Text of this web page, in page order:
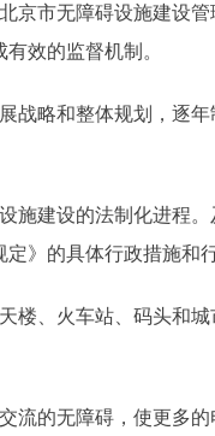
市无障碍设施建设管
效的监督机制。
略和整体规划，逐年
建设的法制化进程。
定》的具体行政措施和
、火车站、码头和城
的无障碍，使更多的